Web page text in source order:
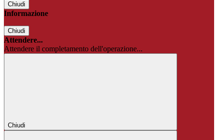
Chiudi
Informazione
Chiudi
Attendere...
Attendere il completamento dell'operazione...
Chiudi